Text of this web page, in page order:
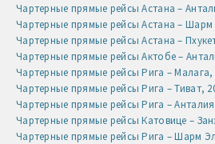
Чартерные прямые рейсы Астана –
Чартерные прямые рейсы Астана –
Чартерные прямые рейсы Астана –
Чартерные прямые рейсы Актобе –
Чартерные прямые рейсы Рига – Малага,
Чартерные прямые рейсы Рига – Тиват,
Чартерные прямые рейсы Рига –
Чартерные прямые рейсы Катовице –
Чартерные прямые рейсы Рига – Шарм